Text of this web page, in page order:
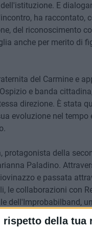
rispetto della tua
E
ha raccontato,
del riconoscimento
anche per merito di
del Carmine e
e banda
direzione. È stata
evoluzione nel
della
Paladino.
e passata
le collaborazioni con
dell'Improbabilband,
di Marzella. Sono stati
del possibile" e di